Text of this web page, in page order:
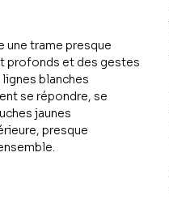
trame presque
profonds et des gestes
blanches
se répondre, se
jaunes
presque